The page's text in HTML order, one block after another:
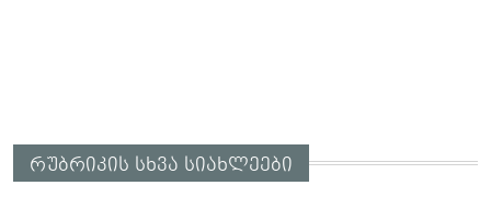
რუბრიკის სხვა სიახლეები